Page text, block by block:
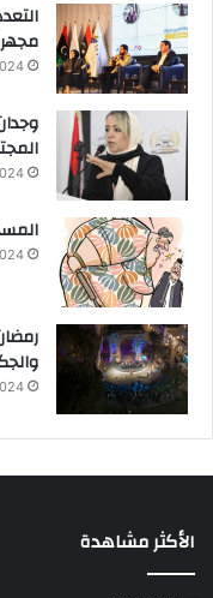
مجهر
الأكثر مشاهدة